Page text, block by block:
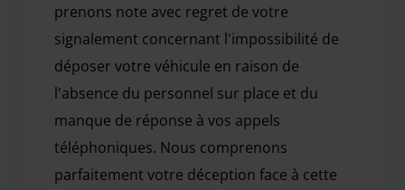
prenons note avec regret de votre
signalement concernant l'impossibilité de
déposer votre véhicule en raison de
l'absence du personnel sur place et du
manque de réponse à vos appels
téléphoniques. Nous comprenons
parfaitement votre déception face à cette